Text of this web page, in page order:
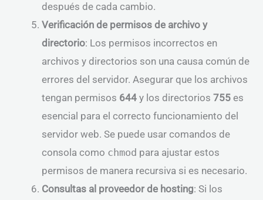
después de cada cambio.
Verificación de permisos de archivo y
directorio: Los permisos incorrectos en
archivos y directorios son una causa común de
errores del servidor. Asegurar que los archivos
tengan permisos 644 y los directorios 755 es
esencial para el correcto funcionamiento del
servidor web. Se puede usar comandos de
consola como chmod para ajustar estos
permisos de manera recursiva si es necesario.
Consultas al proveedor de hosting: Si los